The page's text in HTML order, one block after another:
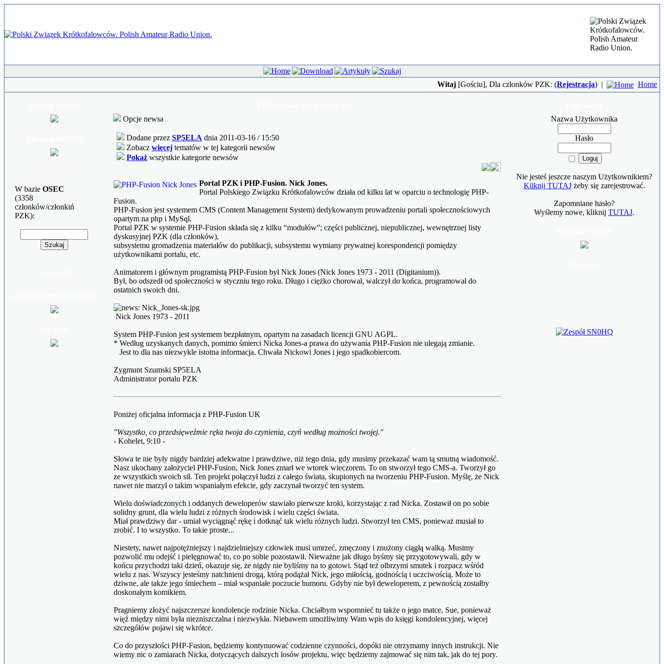
Witaj [Gościu], Dla członków PZK: (Rejestracja) | Home
W bazie OSEC
(3358
członków/członkiń
PZK):
Opcje newsa
Dodane przez SP5ELA dnia 2011-03-16 / 15:50
Zobacz więcej tematów w tej kategorii newsów
Pokaż wszystkie kategorie newsów
Portal PZK i PHP-Fusion. Nick Jones.
Portal Polskiego Związku Krótkofalowców działa od kilku lat w oparciu o technologię PHP-
Fusion.
PHP-Fusion jest systemem CMS (Content Management System) dedykowanym prowadzeniu portali społecznościowych
opartym na php i MySql.
Portal PZK w systemie PHP-Fusion składa się z kilku “modułów”; części publicznej, niepublicznej, wewnętrznej listy
dyskusyjnej PZK (dla członków),
subsystemu gromadzenia materiałów do publikacji, subsystemu wymiany prywatnej korespondencji pomiędzy
użytkownikami portalu, etc.
Animatorem i głównym programistą PHP-Fusion był Nick Jones (Nick Jones 1973 - 2011 (Digitanium)).
Był, bo odszedł od społeczności w styczniu tego roku. Długo i ciężko chorował, walczył do końca, programował do
ostatnich swoich dni.
Nick Jones 1973 - 2011
System PHP-Fusion jest systemem bezpłatnym, opartym na zasadach licencji GNU AGPL.
* Według uzyskanych danych, pomimo śmierci Nicka Jones-a prawa do używania PHP-Fusion nie ulegają zmianie.
Jest to dla nas niezwykle istotna informacja. Chwała Nickowi Jones i jego spadkobiercom.
Zygmunt Szumski SP5ELA
Administrator portalu PZK
Poniżej oficjalna informacja z PHP-Fusion UK
"Wszystko, co przedsięweźmie ręka twoja do czynienia, czyń według możności twojej."
- Kohelet, 9:10 -
Słowa te nie były nigdy bardziej adekwatne i prawdziwe, niż tego dnia, gdy musimy przekazać wam tą smutną wiadomość.
Nasz ukochany założyciel PHP-Fusion, Nick Jones zmarł we wtorek wieczorem. To on stworzył tego CMS-a. Tworzył go
ze wszystkich swoich sił. Ten projekt połączył ludzi z całego świata, skupionych na tworzeniu PHP-Fusion. Myślę, że Nick
nawet nie marzył o takim wspaniałym efekcie, gdy zaczynał tworzyć ten system.
Wielu doświadczonych i oddanych deweloperów stawiało pierwsze kroki, korzystając z rad Nicka. Zostawił on po sobie
solidny grunt, dla wielu ludzi z różnych środowisk i wielu części świata.
Miał prawdziwy dar - umiał wyciągnąć rękę i dotknąć tak wielu różnych ludzi. Stworzył ten CMS, ponieważ musiał to
zrobić. I to wszystko. To takie proste...
Niestety, nawet najpotężniejszy i najdzielniejszy człowiek musi umrzeć, zmęczony i znużony ciągłą walką. Musimy
pozwolić mu odejść i pielęgnować to, co po sobie pozostawił. Nieważne jak długo byśmy się przygotowywali, gdy w
końcu przychodzi taki dzień, okazuje się, że nigdy nie byliśmy na to gotowi. Stąd też olbrzymi smutek i rozpacz wśród
wielu z nas. Wszyscy jesteśmy natchnieni drogą, którą podążał Nick, jego miłością, godnością i uczciwością. Może to
dziwne, ale także jego śmiechem – miał wspaniałe poczucie humoru. Gdyby nie był deweloperem, z pewnością zostałby
doskonałym komikiem.
Pragniemy złożyć najszczersze kondolencje rodzinie Nicka. Chciałbym wspomnieć tu także o jego matce, Sue, ponieważ
więź między nimi była niezniszczalna i niezwykła. Niebawem umożliwimy Wam wpis do księgi kondolencyjnej, więcej
szczegółów pojawi się wkrótce.
Co do przyszłości PHP-Fusion, będziemy kontynuować codzienne czynności, dopóki nie otrzymamy innych instrukcji. Nie
wiemy nic o zamiarach Nicka, dotyczących dalszych losów projektu, więc będziemy zajmować się nim tak, jak do tej pory.
Nazwa Użytkownika
Hasło
Nie jesteś jeszcze naszym Użytkownikiem?
Kilknij TUTAJżeby się zarejestrować.
Zapomniane hasło?
Wyślemy nowe, kliknij TUTAJ.